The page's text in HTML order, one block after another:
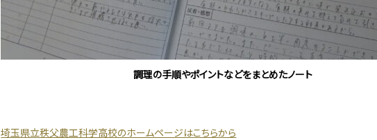
調理の手順やポイントなどをまとめたノート
埼玉県立秩父農工科学高校のホームページはこちらから